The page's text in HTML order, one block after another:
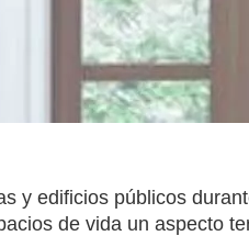
y edificios públicos
de vida un aspecto